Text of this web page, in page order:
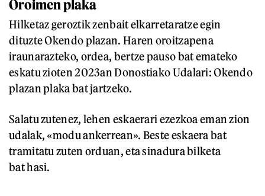
Oroimen plaka
Hilketaz geroztik zenbait elkarretaratze egin
dituzte Okendo plazan. Haren oroitzapena
iraunarazteko, ordea, bertze pauso bat emateko
eskatu zioten 2023an Donostiako Udalari: Okendo
plazan plaka bat jartzeko.
Salatu zutenez, lehen eskaerari ezezkoa eman zion
udalak, «modu ankerrean». Beste eskaera bat
tramitatu zuten orduan, eta sinadura bilketa
bat hasi.